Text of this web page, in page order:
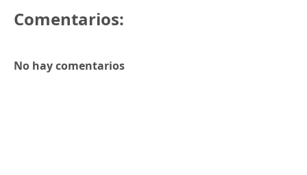
Comentarios:
No hay comentarios